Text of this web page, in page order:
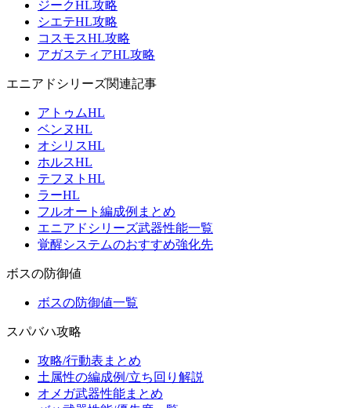
ジークHL攻略
シエテHL攻略
コスモスHL攻略
アガスティアHL攻略
エニアドシリーズ関連記事
アトゥムHL
ベンヌHL
オシリスHL
ホルスHL
テフヌトHL
ラーHL
フルオート編成例まとめ
エニアドシリーズ武器性能一覧
覚醒システムのおすすめ強化先
ボスの防御値
ボスの防御値一覧
スパバハ攻略
攻略/行動表まとめ
土属性の編成例/立ち回り解説
オメガ武器性能まとめ